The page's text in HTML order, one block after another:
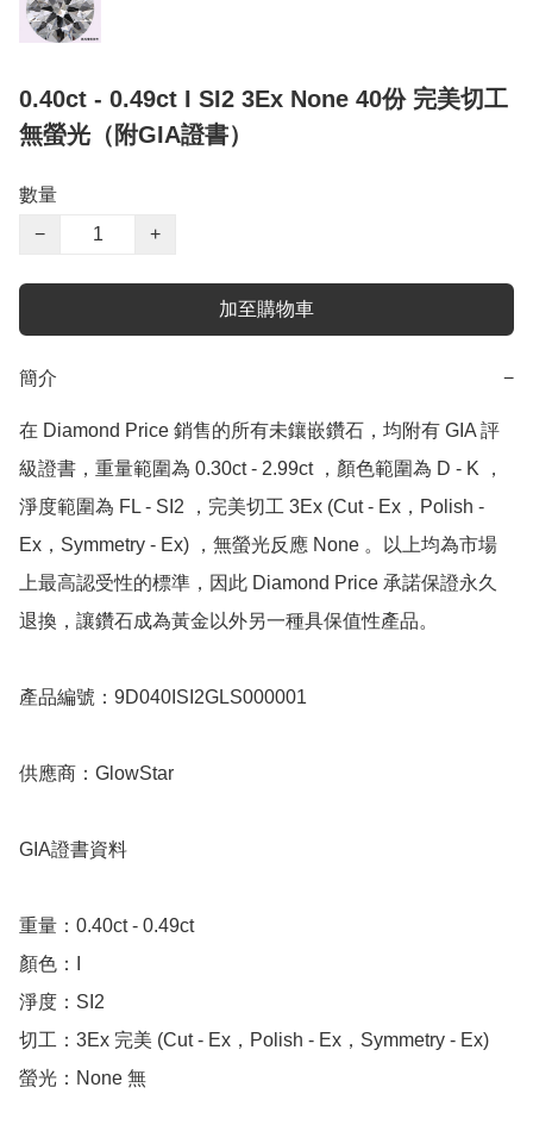
0.40ct - 0.49ct I SI2 3Ex None 40份 完美切工
無螢光（附GIA證書）
數量
−
+
加至購物車
簡介 −
在 Diamond Price 銷售的所有未鑲嵌鑽石，均附有 GIA 評
級證書，重量範圍為 0.30ct - 2.99ct ，顏色範圍為 D - K ，
淨度範圍為 FL - SI2 ，完美切工 3Ex (Cut - Ex，Polish -
Ex，Symmetry - Ex) ，無螢光反應 None 。以上均為市場
上最高認受性的標準，因此 Diamond Price 承諾保證永久
退換，讓鑽石成為黃金以外另一種具保值性產品。
產品編號：9D040ISI2GLS000001
供應商：GlowStar
GIA證書資料
重量：0.40ct - 0.49ct
顏色：I
淨度：SI2
切工：3Ex 完美 (Cut - Ex，Polish - Ex，Symmetry - Ex)
螢光：None 無